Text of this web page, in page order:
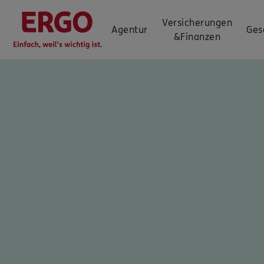
Agentur
Versicherungen
&Finanzen